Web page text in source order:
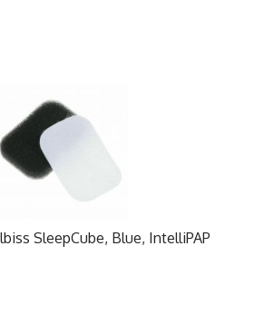
SleepCube, Blue, IntelliPAP